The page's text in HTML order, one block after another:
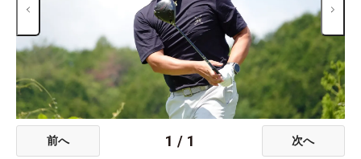
前へ 1 / 1 次へ